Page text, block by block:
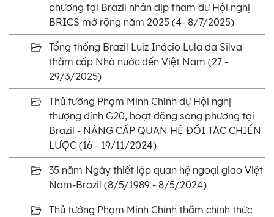
phương tại Brazil nhân dịp tham dự Hội nghị
BRICS mở rộng năm 2025 (4- 8/7/2025)
Tổng thống Brazil Luiz Inácio Lula da Silva
thăm cấp Nhà nước đến Việt Nam (27 -
29/3/2025)
Thủ tướng Phạm Minh Chính dự Hội nghị
thượng đỉnh G20, hoạt động song phương tại
Brazil - NÂNG CẤP QUAN HỆ ĐỐI TÁC CHIẾN
LƯỢC (16 - 19/11/2024)
35 năm Ngày thiết lập quan hệ ngoại giao Việt
Nam-Brazil (8/5/1989 - 8/5/2024)
Thủ tướng Phạm Minh Chính thăm chính thức